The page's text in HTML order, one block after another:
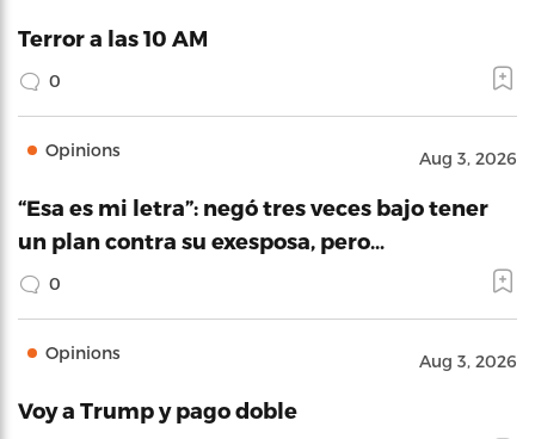
Terror a las 10 AM
0
Opinions Aug 3, 2026
“Esa es mi letra”: negó tres veces bajo tener
un plan contra su exesposa, pero…
0
Opinions Aug 3, 2026
Voy a Trump y pago doble